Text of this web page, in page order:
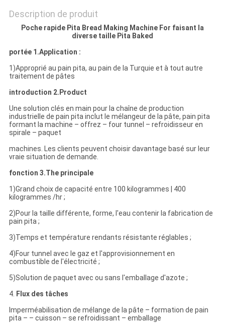
PRIVACY
POLICY
Description de produit
Poche rapide Pita Bread Making Machine For faisant la
diverse taille Pita Baked
portée 1.Application :
1)Approprié au pain pita, au pain de la Turquie et à tout autre
traitement de pâtes
introduction 2.Product
Une solution clés en main pour la chaîne de production
industrielle de pain pita inclut le mélangeur de la pâte, pain pita
formant la machine – offrez – four tunnel – refroidisseur en
spirale – paquet
machines. Les clients peuvent choisir davantage basé sur leur
vraie situation de demande.
fonction 3.The principale
1)Grand choix de capacité entre 100 kilogrammes | 400
kilogrammes /hr ;
2)Pour la taille différente, forme, l'eau contenir la fabrication de
pain pita ;
3)Temps et température rendants résistante réglables ;
4)Four tunnel avec le gaz et l'approvisionnement en
combustible de l'électricité ;
5)Solution de paquet avec ou sans l'emballage d'azote ;
4. Flux des tâches
Imperméabilisation de mélange de la pâte – formation de pain
pita – – cuisson – se refroidissant – emballage